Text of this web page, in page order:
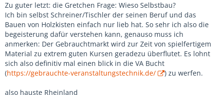
Zu guter letzt: die Gretchen Frage: Wieso Selbstbau?
Ich bin selbst Schreiner/Tischler der seinen Beruf und das
Bauen von Holzkisten einfach nur lieb hat. So sehr ich also die
begeisterung dafür verstehen kann, genauso muss ich
anmerken: Der Gebrauchtmarkt wird zur Zeit von spielfertigem
Material zu extrem guten Kursen geradezu überflutet. Es lohnt
sich also definitiv mal einen blick in die VA Bucht
(https://gebrauchte-veranstaltungstechnik.de/ ) zu werfen.
also hauste Rheinland